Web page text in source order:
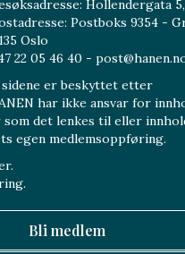
Hollendergata
Postboks 9354 -
Oslo
22 05 46 40 -
er beskyttet etter
har ikke ansvar for
det lenkes til eller
egen medlemsoppføring.
Bli medlem